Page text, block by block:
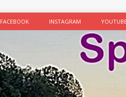
FACEBOOK INSTAGRAM